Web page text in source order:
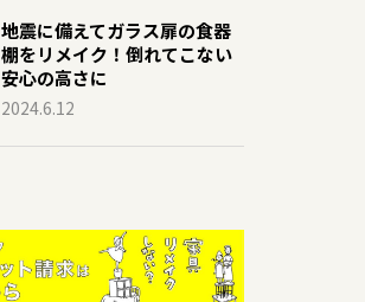
地震に備えてガラス扉の食器
棚をリメイク！倒れてこない
安心の高さに
2024.6.12